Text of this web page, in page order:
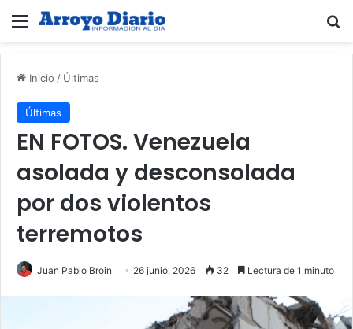
Menú
Inicio / Últimas
Últimas
EN FOTOS. Venezuela
asolada y desconsolada
por dos violentos
terremotos
Juan Pablo Broin 26 junio, 2026 32 Lectura de 1 minuto